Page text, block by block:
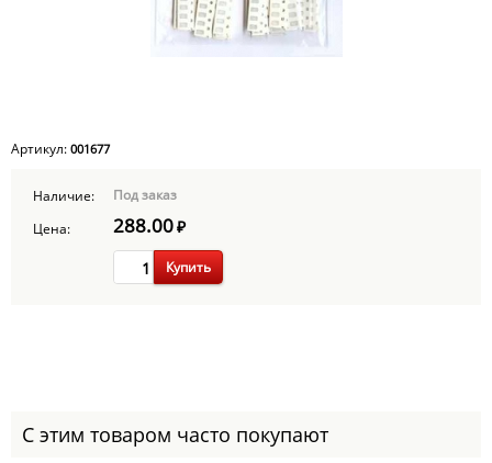
Артикул: 001677
Наличие:
Под заказ
Цена:
288.00₽
Купить
С этим товаром часто покупают